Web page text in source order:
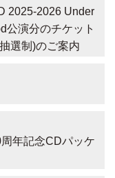
2025-2026 Under
公演分のチケット
選制)のご案内
年記念CDパッケ